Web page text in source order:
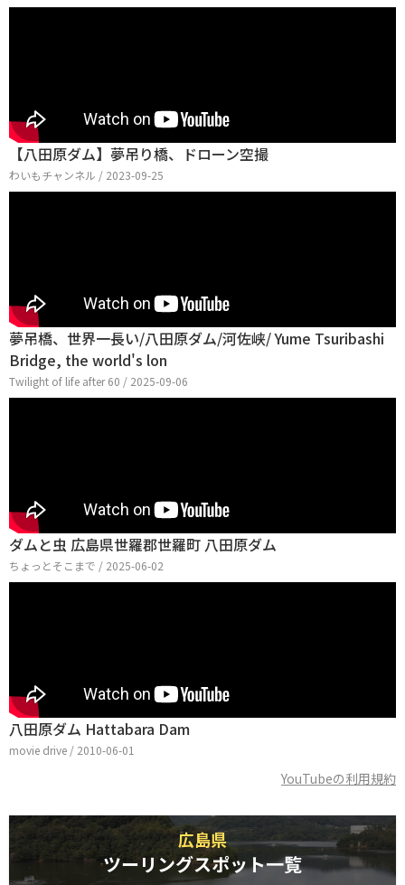
【八田原ダム】夢吊り橋、ドローン空撮
わいもチャンネル / 2023-09-25
夢吊橋、世界一長い/八田原ダム/河佐峡/ Yume Tsuribashi
Bridge, the world's lon
Twilight of life after 60 / 2025-09-06
ダムと虫 広島県世羅郡世羅町 八田原ダム
ちょっとそこまで / 2025-06-02
八田原ダム Hattabara Dam
movie drive / 2010-06-01
YouTubeの利用規約
広島県
ツーリングスポット一覧